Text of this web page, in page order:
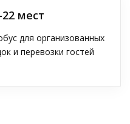
мест
для организованных
и перевозки гостей